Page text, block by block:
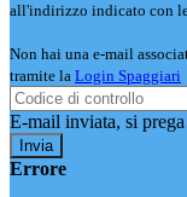
all'indirizzo indicato con
Non hai una e-mail
tramite la Login Spaggiari
E-mail inviata, si
Errore